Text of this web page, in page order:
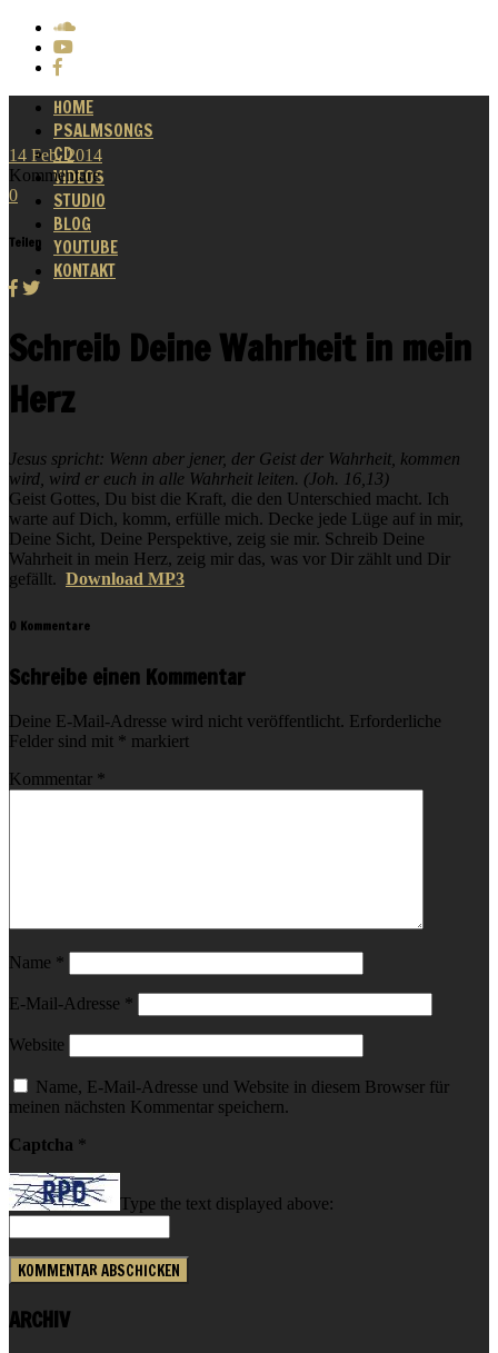
HOME
PSALMSONGS
CD
VIDEOS
STUDIO
BLOG
YOUTUBE
KONTAKT
14 Feb. 2014
Kommentare
0
Teilen
Schreib Deine Wahrheit in mein
Herz
Jesus spricht: Wenn aber jener, der Geist der Wahrheit, kommen
wird, wird er euch in alle Wahrheit leiten. (Joh. 16,13)
Geist Gottes, Du bist die Kraft, die den Unterschied macht. Ich
warte auf Dich, komm, erfülle mich. Decke jede Lüge auf in mir,
Deine Sicht, Deine Perspektive, zeig sie mir. Schreib Deine
Wahrheit in mein Herz, zeig mir das, was vor Dir zählt und Dir
gefällt. Download MP3
0 Kommentare
Schreibe einen Kommentar
Deine E-Mail-Adresse wird nicht veröffentlicht. Erforderliche
Felder sind mit * markiert
Kommentar *
Name *
E-Mail-Adresse *
Website
Name, E-Mail-Adresse und Website in diesem Browser für
meinen nächsten Kommentar speichern.
Captcha *
Type the text displayed above:
ARCHIV